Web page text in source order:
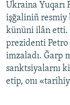
Ukraina Yuqarı
işğaliniñ resmiy
kününi ilân etti.
prezidenti Petro
imzaladı. Ğarp
sanktsiyalarnı
etip, onı